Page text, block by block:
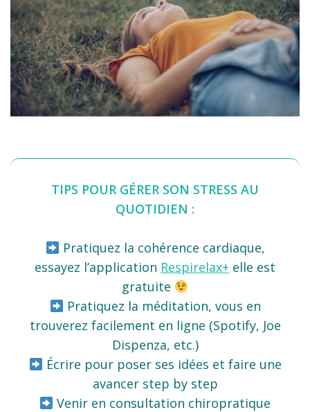
TIPS POUR GÉRER SON STRESS AU
QUOTIDIEN :
Pratiquez la cohérence cardiaque,
essayez l’application Respirelax+ elle est
gratuite
Pratiquez la méditation, vous en
trouverez facilement en ligne (Spotify, Joe
Dispenza, etc.)
Écrire pour poser ses idées et faire une
avancer step by step
Venir en consultation chiropratique